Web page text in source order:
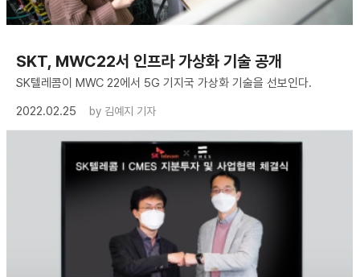
SKT, MWC22서 인프라 가상화 기술 공개
SK텔레콤이 MWC 22에서 5G 기지국 가상화 기술을 선보인다.
2022.02.25
by 김예지 기자